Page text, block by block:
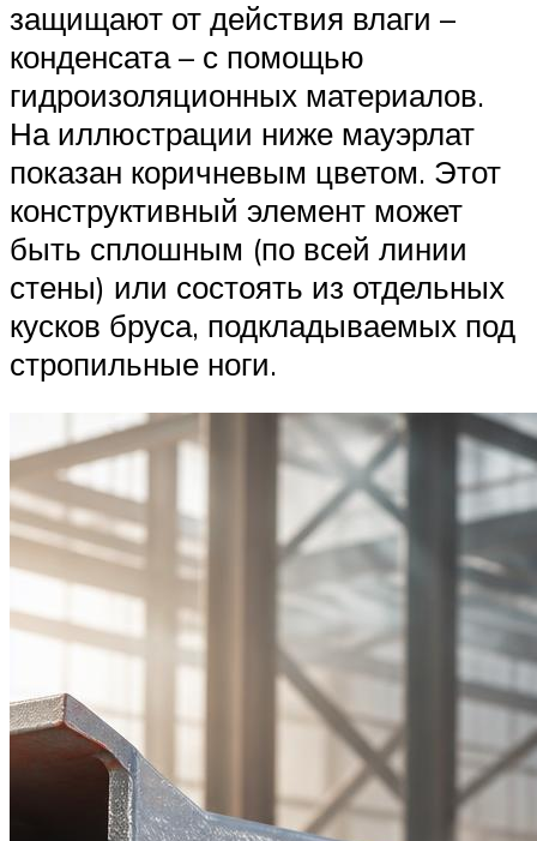
защищают от действия влаги –
конденсата – с помощью
гидроизоляционных материалов.
На иллюстрации ниже мауэрлат
показан коричневым цветом. Этот
конструктивный элемент может
быть сплошным (по всей линии
стены) или состоять из отдельных
кусков бруса, подкладываемых под
стропильные ноги.